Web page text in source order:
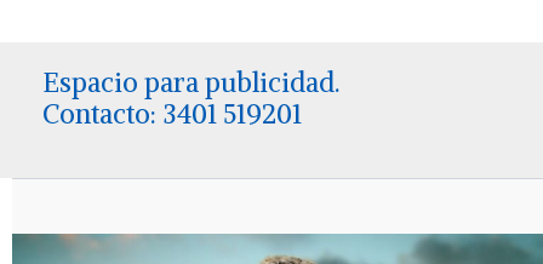
Espacio para publicidad.
Contacto: 3401 519201